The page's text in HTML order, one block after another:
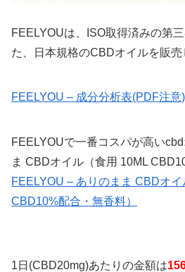
FEELYOUは、ISO取得済みの第
た、日本規格のCBDオイルを販売
FEELYOU – 成分分析表(PDF注意)
FEELYOUで一番コスパが高い
ま CBDオイル（食用 10ML
FEELYOU – ありのまま CBDオ
CBD10%配合・無香料）
1日(CBD20mg)あたりの金額は